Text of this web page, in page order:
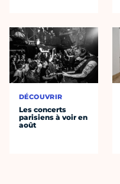
DÉCOUVRIR
Les concerts
parisiens à voir en
août